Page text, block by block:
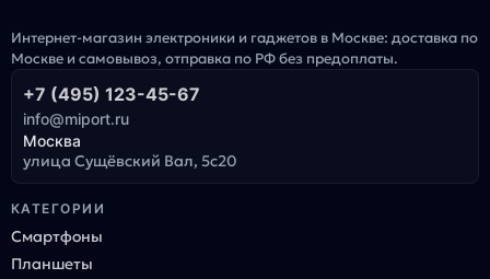
Интернет-магазин электроники и гаджетов в Москве: доставка по
Москве и самовывоз, отправка по РФ без предоплаты.
+7 (495) 123-45-67
info@miport.ru
Москва
улица Сущёвский Вал, 5с20
КАТЕГОРИИ
Смартфоны
Планшеты